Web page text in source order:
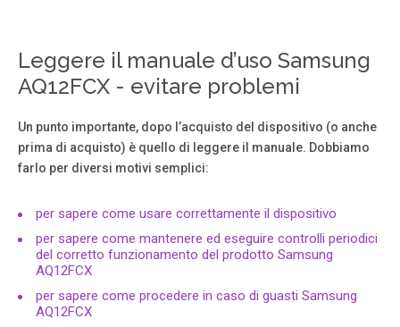
Pagina 4
.
Pagina 5
Pagina 7
Leggere il manuale d’uso Samsung
AQ12FCX - evitare problemi
Un punto importante, dopo l’acquisto del dispositivo (o anche
prima di acquisto) è quello di leggere il manuale. Dobbiamo
farlo per diversi motivi semplici:
per sapere come usare correttamente il dispositivo
per sapere come mantenere ed eseguire controlli periodici
del corretto funzionamento del prodotto Samsung
AQ12FCX
per sapere come procedere in caso di guasti Samsung
AQ12FCX